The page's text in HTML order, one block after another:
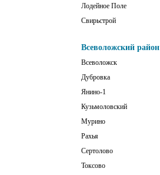
Лодейное Поле
Свирьстрой
Всеволожский район
Всеволожск
Дубровка
Янино-1
Кузьмоловский
Мурино
Рахья
Сертолово
Токсово